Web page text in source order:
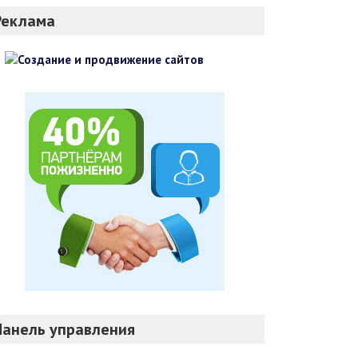
управления